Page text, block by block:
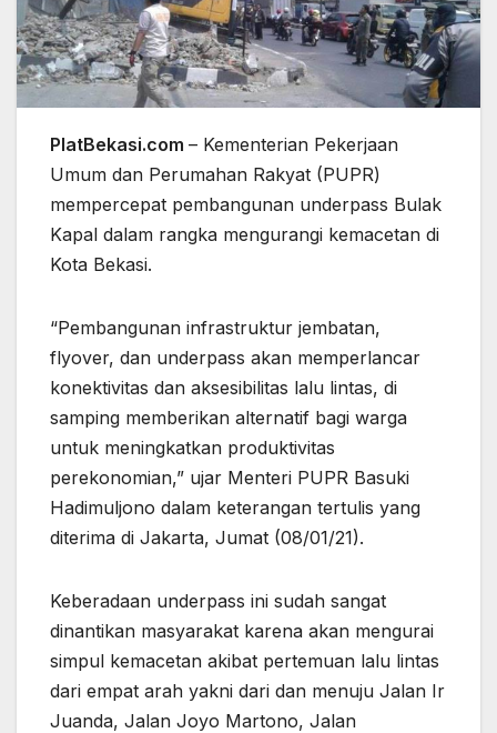
PlatBekasi.com – Kementerian Pekerjaan
Umum dan Perumahan Rakyat (PUPR)
mempercepat pembangunan underpass Bulak
Kapal dalam rangka mengurangi kemacetan di
Kota Bekasi.
“Pembangunan infrastruktur jembatan,
flyover, dan underpass akan memperlancar
konektivitas dan aksesibilitas lalu lintas, di
samping memberikan alternatif bagi warga
untuk meningkatkan produktivitas
perekonomian,” ujar Menteri PUPR Basuki
Hadimuljono dalam keterangan tertulis yang
diterima di Jakarta, Jumat (08/01/21).
Keberadaan underpass ini sudah sangat
dinantikan masyarakat karena akan mengurai
simpul kemacetan akibat pertemuan lalu lintas
dari empat arah yakni dari dan menuju Jalan Ir
Juanda, Jalan Joyo Martono, Jalan